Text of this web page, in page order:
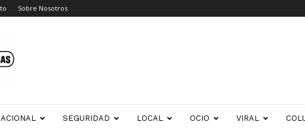
Sobre Nosotros
SEGURIDAD LOCAL OCIO VIRAL